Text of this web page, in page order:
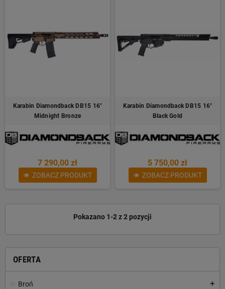
OFERTA
Broń add
Karabin Diamondback DB15 16"
Midnight Bronze
7 290,00 zł
ZOBACZ PRODUKT
Karabin Diamondback DB15 16"
Black Gold
5 750,00 zł
ZOBACZ PRODUKT
Pokazano 1-2 z 2 pozycji